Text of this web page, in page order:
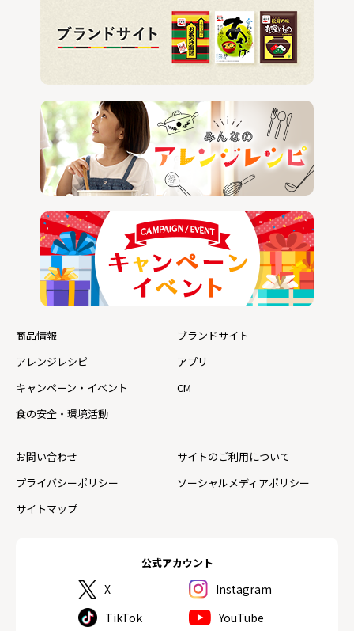
公式アカウント
X
Instagram
TikTok
YouTube
商品情報
ブランドサイト
アレンジレシピ
アプリ
キャンペーン・イベント
CM
食の安全・環境活動
お問い合わせ
サイトのご利用について
プライバシーポリシー
ソーシャルメディアポリシー
サイトマップ